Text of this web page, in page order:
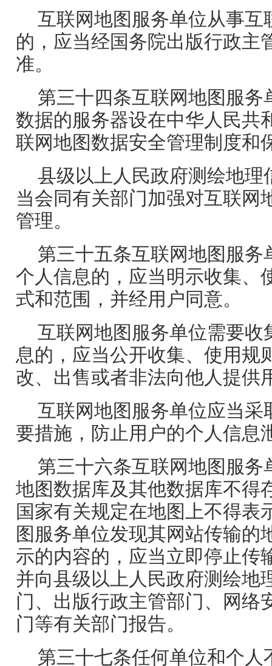
互联网地图服务单位从事互
的，应当经国务院出版行政主
准。
第三十四条互联网地图服务
数据的服务器设在中华人民共
联网地图数据安全管理制度和
县级以上人民政府测绘地理
当会同有关部门加强对互联网
管理。
第三十五条互联网地图服务
个人信息的，应当明示收集、
式和范围，并经用户同意。
互联网地图服务单位需要收
息的，应当公开收集、使用规
改、出售或者非法向他人提供
互联网地图服务单位应当采
要措施，防止用户的个人信息
第三十六条互联网地图服务
地图数据库及其他数据库不得
国家有关规定在地图上不得表
图服务单位发现其网站传输的
示的内容的，应当立即停止传
并向县级以上人民政府测绘地
门、出版行政主管部门、网络
门等有关部门报告。
第三十七条任何单位和个人